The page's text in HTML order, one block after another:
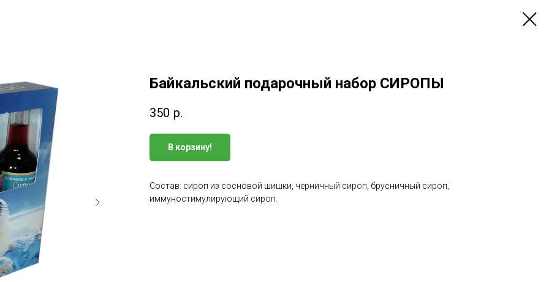
Байкальский подарочный набор СИРОПЫ
350 р.
В корзину!
Состав: сироп из сосновой шишки, черничный сироп, брусничный сироп,
иммуностимулирующий сироп.